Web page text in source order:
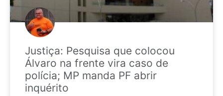
Justiça: Pesquisa que colocou
Álvaro na frente vira caso de
polícia; MP manda PF abrir
inquérito